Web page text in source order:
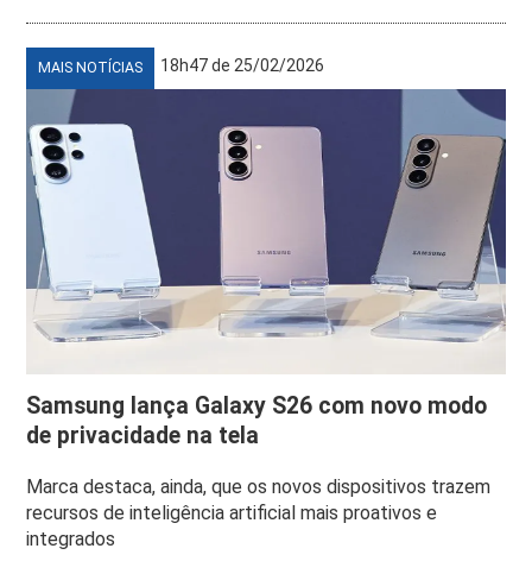
MAIS NOTÍCIAS 18h47 de 25/02/2026
Samsung lança Galaxy S26 com novo modo
de privacidade na tela
Marca destaca, ainda, que os novos dispositivos trazem
recursos de inteligência artificial mais proativos e
integrados